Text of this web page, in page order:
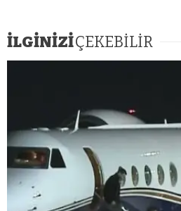
İLGİNİZİÇEKEBİLİR